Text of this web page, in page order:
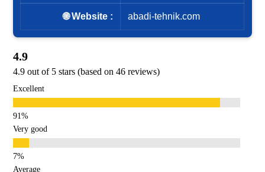
🌐 Website : abadi-tehnik.com
4.9
4.9 out of 5 stars (based on 46 reviews)
Excellent
Very good
Average